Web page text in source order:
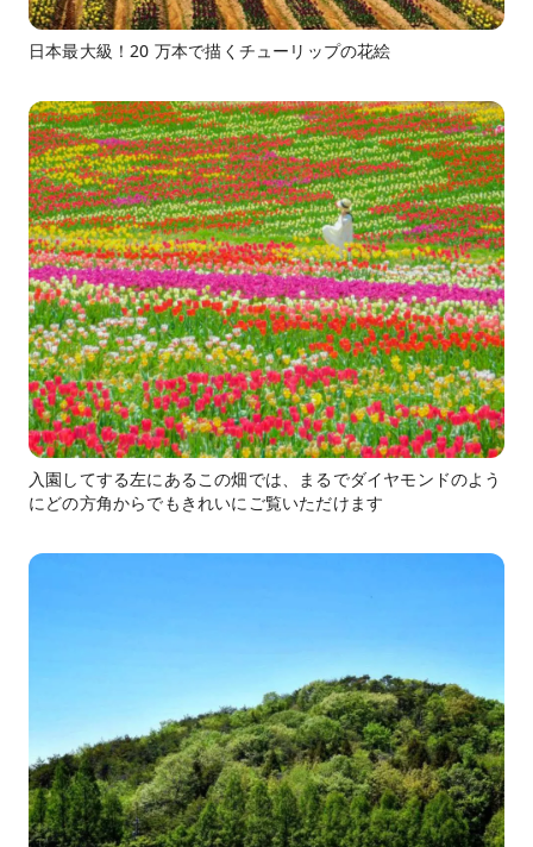
日本最大級！20 万本で描くチューリップの花絵
入園してする左にあるこの畑では、まるでダイヤモンドのよう
にどの方角からでもきれいにご覧いただけます